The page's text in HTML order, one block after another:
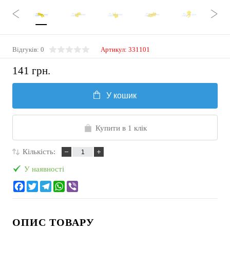
Відгуків: 0 Артикул: 331101
141 грн.
У кошик
Купити в 1 клік
Кількість:
У наявності
ОПИС ТОВАРУ